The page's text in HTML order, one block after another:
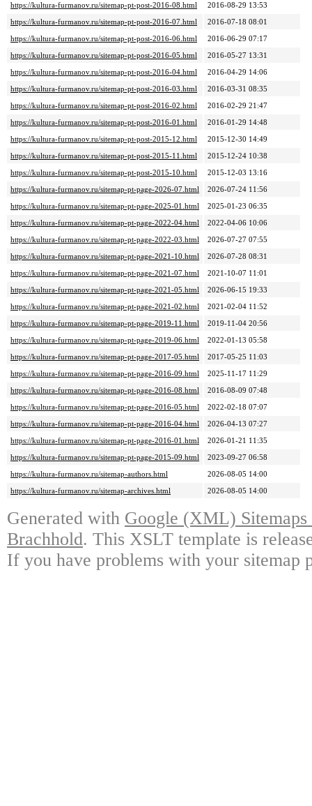
https://kultura-furmanov.ru/sitemap-pt-post-2016-08.html
2016-08-29 13:53
https://kultura-furmanov.ru/sitemap-pt-post-2016-07.html
2016-07-18 08:01
https://kultura-furmanov.ru/sitemap-pt-post-2016-06.html
2016-06-29 07:17
https://kultura-furmanov.ru/sitemap-pt-post-2016-05.html
2016-05-27 13:31
https://kultura-furmanov.ru/sitemap-pt-post-2016-04.html
2016-04-29 14:06
https://kultura-furmanov.ru/sitemap-pt-post-2016-03.html
2016-03-31 08:35
https://kultura-furmanov.ru/sitemap-pt-post-2016-02.html
2016-02-29 21:47
https://kultura-furmanov.ru/sitemap-pt-post-2016-01.html
2016-01-29 14:48
https://kultura-furmanov.ru/sitemap-pt-post-2015-12.html
2015-12-30 14:49
https://kultura-furmanov.ru/sitemap-pt-post-2015-11.html
2015-12-24 10:38
https://kultura-furmanov.ru/sitemap-pt-post-2015-10.html
2015-12-03 13:16
https://kultura-furmanov.ru/sitemap-pt-page-2026-07.html
2026-07-24 11:56
https://kultura-furmanov.ru/sitemap-pt-page-2025-01.html
2025-01-23 06:35
https://kultura-furmanov.ru/sitemap-pt-page-2022-04.html
2022-04-06 10:06
https://kultura-furmanov.ru/sitemap-pt-page-2022-03.html
2026-07-27 07:55
https://kultura-furmanov.ru/sitemap-pt-page-2021-10.html
2026-07-28 08:31
https://kultura-furmanov.ru/sitemap-pt-page-2021-07.html
2021-10-07 11:01
https://kultura-furmanov.ru/sitemap-pt-page-2021-05.html
2026-06-15 19:33
https://kultura-furmanov.ru/sitemap-pt-page-2021-02.html
2021-02-04 11:52
https://kultura-furmanov.ru/sitemap-pt-page-2019-11.html
2019-11-04 20:56
https://kultura-furmanov.ru/sitemap-pt-page-2019-06.html
2022-01-13 05:58
https://kultura-furmanov.ru/sitemap-pt-page-2017-05.html
2017-05-25 11:03
https://kultura-furmanov.ru/sitemap-pt-page-2016-09.html
2025-11-17 11:29
https://kultura-furmanov.ru/sitemap-pt-page-2016-08.html
2016-08-09 07:48
https://kultura-furmanov.ru/sitemap-pt-page-2016-05.html
2022-02-18 07:07
https://kultura-furmanov.ru/sitemap-pt-page-2016-04.html
2026-04-13 07:27
https://kultura-furmanov.ru/sitemap-pt-page-2016-01.html
2026-01-21 11:35
https://kultura-furmanov.ru/sitemap-pt-page-2015-09.html
2023-09-27 06:58
https://kultura-furmanov.ru/sitemap-authors.html
2026-08-05 14:00
https://kultura-furmanov.ru/sitemap-archives.html
2026-08-05 14:00
Generated with Google (XML)
Brachhold. This XSLT template is
If you have problems with your sitemap